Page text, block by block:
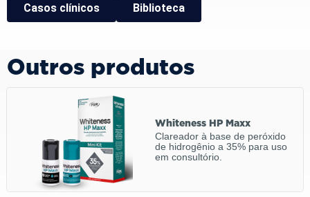
Casos clínicos Biblioteca
Outros produtos
Whiteness HP Maxx
Clareador à base de peróxido
de hidrogênio a 35% para uso
em consultório.